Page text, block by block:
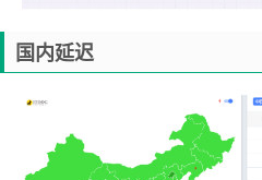
国内延迟